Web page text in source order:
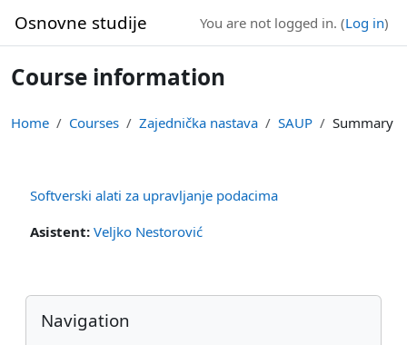
Osnovne studije You are not logged in. (Log in)
Course information
Home Courses Zajednička nastava SAUP Summary
Softverski alati za upravljanje podacima
Asistent: Veljko Nestorović
Blocks
Skip Navigation
Navigation